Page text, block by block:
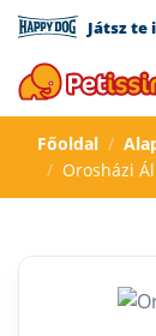
Játsz te
Főoldal
Orosházi